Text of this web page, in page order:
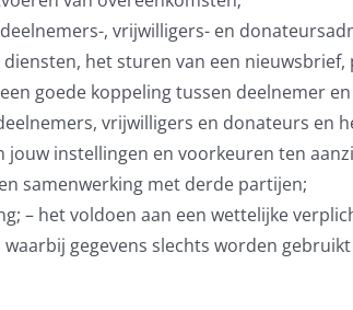
, vrijwilligers- en
het sturen van een
goede koppeling tussen deelnemer
vrijwilligers en donateurs en
instellingen en voorkeuren ten
samenwerking met derde partijen;
– het voldoen aan een wettelijke
gegevens slechts worden